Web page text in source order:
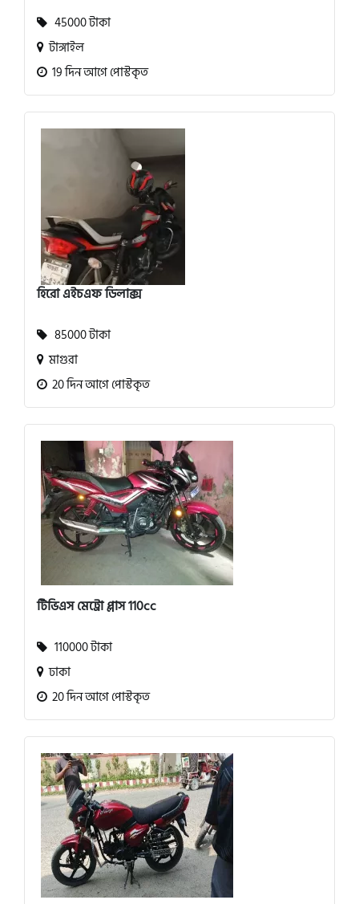
45000 টাকা
টাঙ্গাইল
19 দিন আগে পোস্টকৃত
হিরো এইচএফ ডিলাক্স
85000 টাকা
মাগুরা
20 দিন আগে পোস্টকৃত
টিভিএস মেট্রো প্লাস 110cc
110000 টাকা
ঢাকা
20 দিন আগে পোস্টকৃত